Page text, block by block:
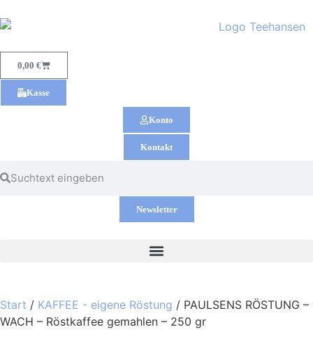
0,00 €
Kasse
Konto
Kontakt
Newsletter
Start / KAFFEE - eigene Röstung / PAULSENS RÖSTUNG –
WACH – Röstkaffee gemahlen – 250 gr